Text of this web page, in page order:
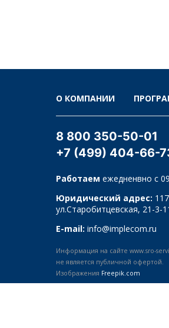
О КОМПАНИИ
8 800 350-50-01
+7 (499) 404-66-
Работаем ежедненвно с
Юридический адрес:
ул.Старобитцевская, 21-3-
E-mail: info@implecom.ru
Информация на сайте www.sro-
не является публичной офертой.
Изображения Freepik.com